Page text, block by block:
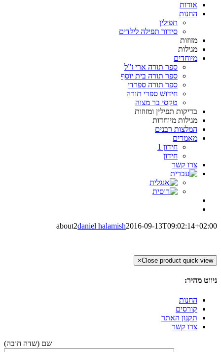
אודות
החנות
תפילין
סידור תפילה לילדים
מזוזות
מגילות
מיוחדים
ספר תורה ארי ז”ל
ספר תורה בית יוסף
ספר תורה ספרדי
חידוש ספרי תורה
טקסי בר מצוה
בדיקות תפילין ומזוזות
מגילות מיוחדות
המלצות רבנים
מאמרים
חידון 1
חידון
צרו קשר
about2daniel halamish2016-09-13T09:02:14+02:00
Close product quick view
×
ניווט מהיר:
החנות
קורסים
תקנון האתר
צרו קשר
(שם (שדה חובה